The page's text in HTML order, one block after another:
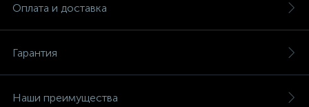
Оплата и доставка
Гарантия
Наши преимущества